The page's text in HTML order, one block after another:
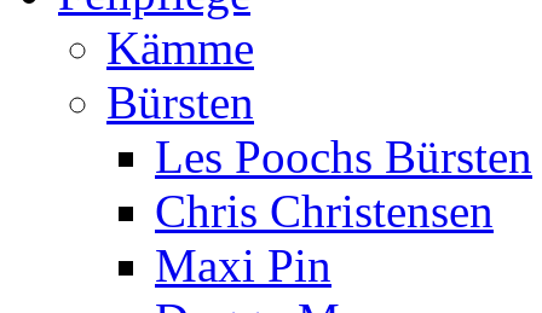
Kämme
Bürsten
Les Poochs Bürsten
Chris Christensen
Maxi Pin